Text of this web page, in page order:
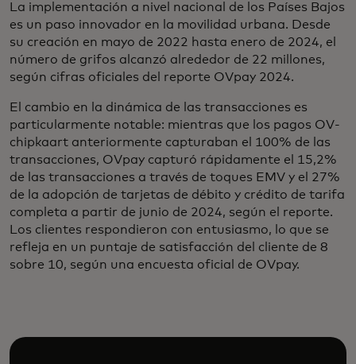
La implementación a nivel nacional de los Países Bajos
es un paso innovador en la movilidad urbana. Desde
su creación en mayo de 2022 hasta enero de 2024, el
número de grifos alcanzó alrededor de 22 millones,
según cifras oficiales del reporte OVpay 2024.
El cambio en la dinámica de las transacciones es
particularmente notable: mientras que los pagos OV-
chipkaart anteriormente capturaban el 100% de las
transacciones, OVpay capturó rápidamente el 15,2%
de las transacciones a través de toques EMV y el 27%
de la adopción de tarjetas de débito y crédito de tarifa
completa a partir de junio de 2024, según el reporte.
Los clientes respondieron con entusiasmo, lo que se
refleja en un puntaje de satisfacción del cliente de 8
sobre 10, según una encuesta oficial de OVpay.